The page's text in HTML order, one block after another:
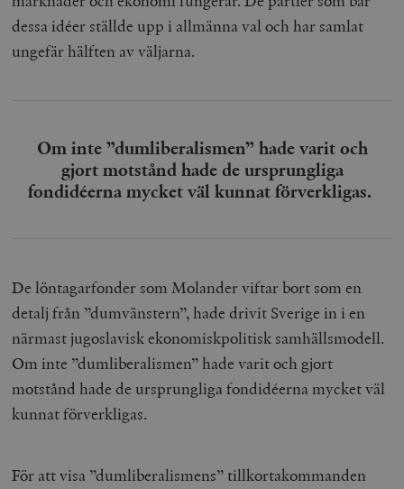
dessa idéer ställde upp i allmänna val och har samlat
ungefär hälften av väljarna.
Om inte ”dumliberalismen” hade varit och
gjort motstånd hade de ursprungliga
fondidéerna mycket väl kunnat förverkligas.
De löntagarfonder som Molander viftar bort som en
detalj från ”dumvänstern”, hade drivit Sverige in i en
närmast jugoslavisk ekonomiskpolitisk samhällsmodell.
Om inte ”dumliberalismen” hade varit och gjort
motstånd hade de ursprungliga fondidéerna mycket väl
kunnat förverkligas.
För att visa ”dumliberalismens” tillkortakommanden